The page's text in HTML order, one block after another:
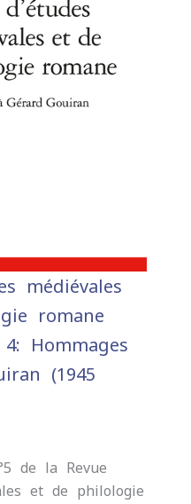
médiévales
romane
Hommages
(1945-
de la Revue
et de philologie